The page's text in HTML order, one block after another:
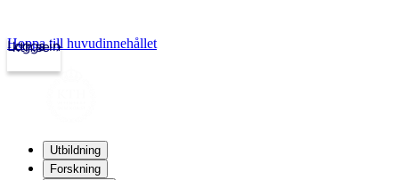
kth.se
Logga in
Hoppa till huvudinnehållet
Utbildning
Forskning